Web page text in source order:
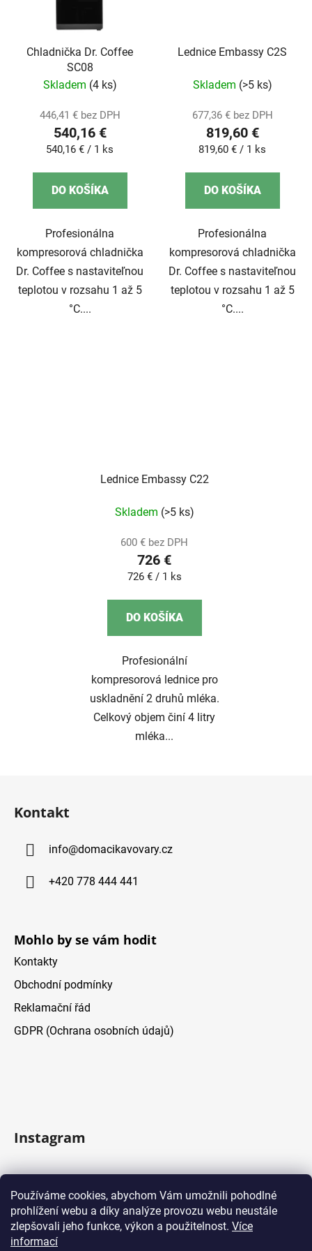
Používáme cookies, abychom Vám umožnili pohodlné
prohlížení webu a díky analýze provozu webu neustále
zlepšovali jeho funkce, výkon a použitelnost. Více
informací
Chladnička Dr. Coffee
SC08
Skladem (4 ks)
446,41 € bez DPH
540,16 €
Jednotková
540,16 € / 1 ks
DO KOŠÍKA
Profesionálna
kompresorová chladnička
Dr. Coffee s nastaviteľnou
teplotou v rozsahu 1 až 5
°C....
Lednice Embassy C2S
Skladem (>5 ks)
677,36 € bez DPH
819,60 €
Jednotková
819,60 € / 1 ks
DO KOŠÍKA
Profesionálna
kompresorová chladnička
Dr. Coffee s nastaviteľnou
teplotou v rozsahu 1 až 5
°C....
Lednice Embassy C22
Skladem (>5 ks)
600 € bez DPH
726 €
Jednotková
726 € / 1 ks
DO KOŠÍKA
Profesionální
kompresorová lednice pro
uskladnění 2 druhů mléka.
Celkový objem činí 4 litry
mléka...
Kontakt
info@domacikavovary.cz
+420 778 444 441
Mohlo by se vám hodit
Kontakty
Obchodní podmínky
Reklamační řád
GDPR (Ochrana osobních údajů)
Instagram
Facebook